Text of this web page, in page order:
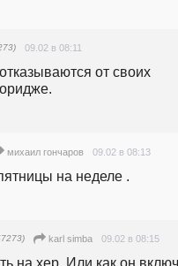
09.02 в 08:11
от своих
михаил гончаров 09.02 в 08:13
на неделе .
karl simba 09.02 в 08:15
на хер. Или как он